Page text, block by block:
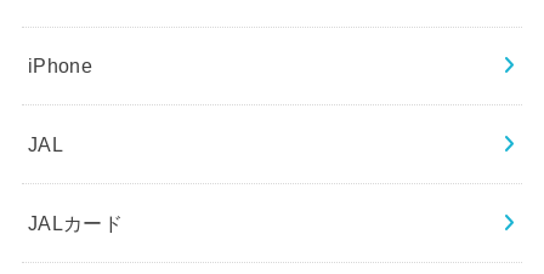
iPhone
JAL
JALカード